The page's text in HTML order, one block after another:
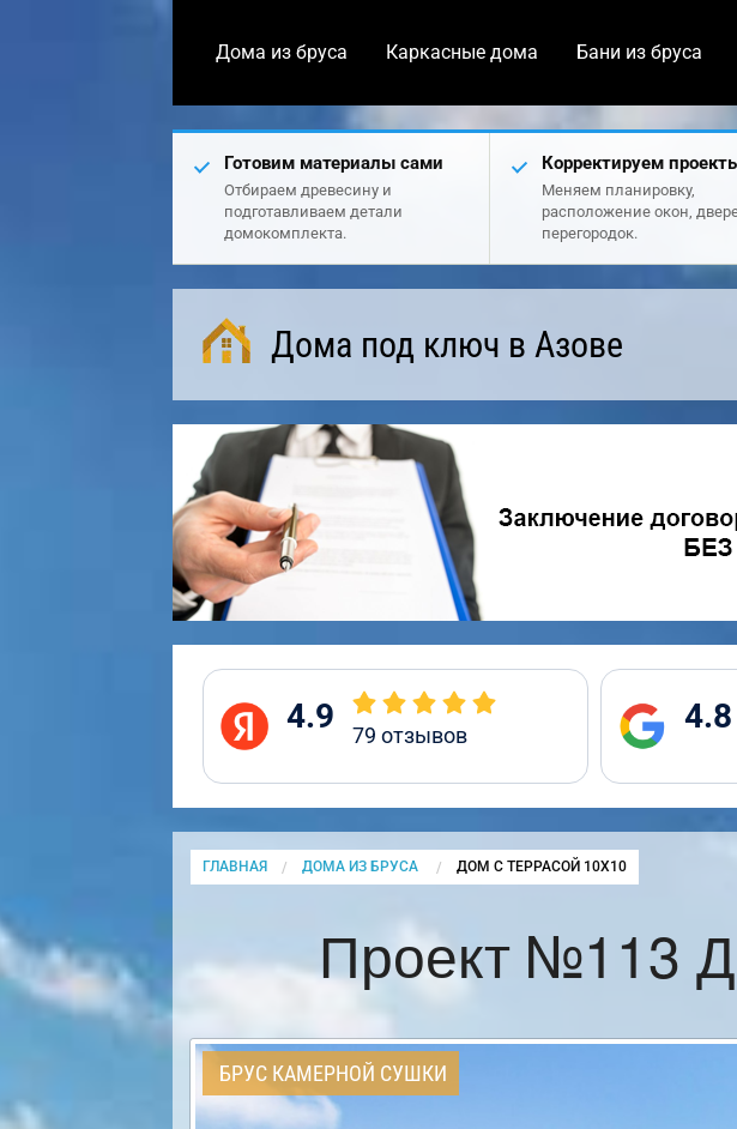
Дома из бруса Каркасные дома Бани из бруса
Готовим материалы сами
Отбираем древесину и
подготавливаем детали
домокомплекта.
Корректируем
Меняем планировку,
расположение окон,
перегородок.
Дома под ключ в Азове
4.9 79 отзывов 4.8
ГЛАВНАЯ ДОМА ИЗ БРУСА CURRENT:
ДОМ С ТЕРРАСОЙ 10Х10
Проект №113
БРУС КАМЕРНОЙ СУШКИ